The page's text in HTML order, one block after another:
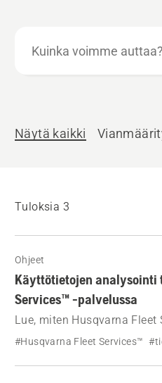
voimme
Näytä kaikki
Tuloksia 3
Ohjeet
Käyttötietojen analysointi
Services™ -palvelussa
Lue, miten Husqvarna
suodattaa tehokkaasti
#Husqvarna Fleet Services™